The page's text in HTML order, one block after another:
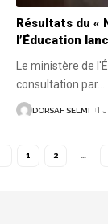
Résultats du «
l’Éducation
Le ministère de
consultation par…
DORSAF SELMI 1
1 2 …